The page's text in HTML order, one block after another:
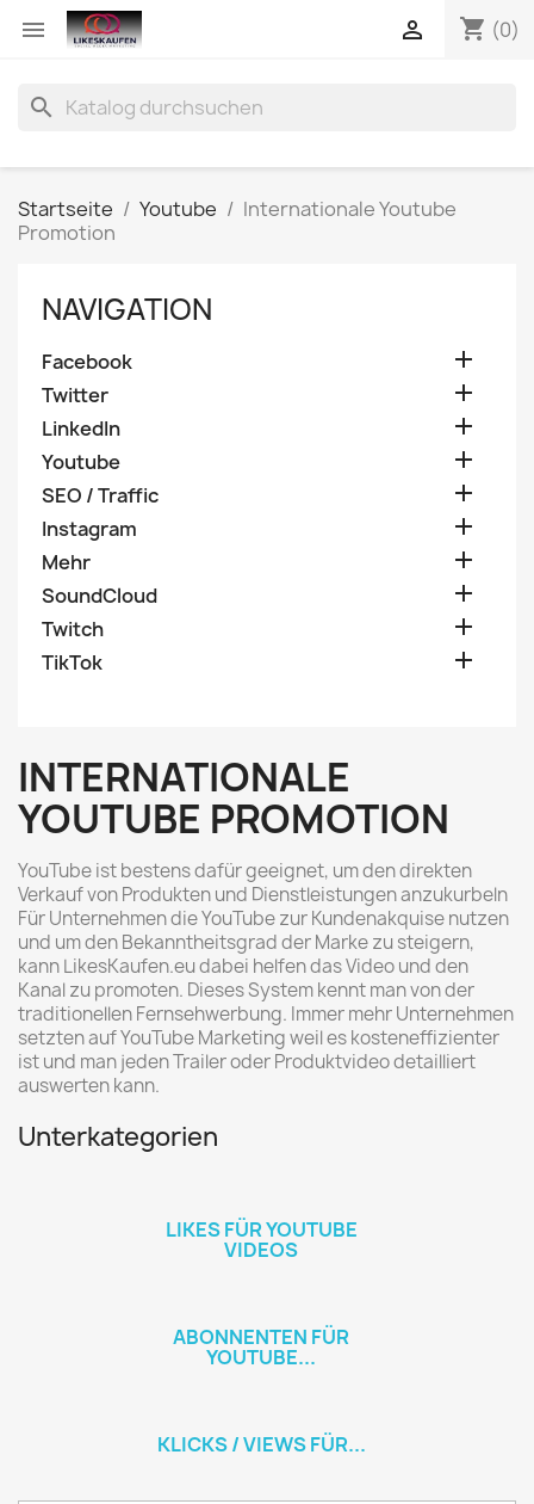
 shopping_cart (0)

search
Startseite Youtube
Internationale Youtube
Promotion
NAVIGATION
Facebook 
Twitter 
LinkedIn 
Youtube 
SEO / Traffic 
Instagram 
Mehr 
SoundCloud 
Twitch 
TikTok 
INTERNATIONALE
YOUTUBE PROMOTION
YouTube ist bestens dafür geeignet, um den direkten
Verkauf von Produkten und Dienstleistungen anzukurbeln
Für Unternehmen die YouTube zur Kundenakquise nutzen
und um den Bekanntheitsgrad der Marke zu steigern,
kann LikesKaufen.eu dabei helfen das Video und den
Kanal zu promoten. Dieses System kennt man von der
traditionellen Fernsehwerbung. Immer mehr Unternehmen
setzten auf YouTube Marketing weil es kosteneffizienter
ist und man jeden Trailer oder Produktvideo detailliert
auswerten kann.
Unterkategorien
LIKES FÜR YOUTUBE
VIDEOS
ABONNENTEN FÜR
YOUTUBE...
KLICKS / VIEWS FÜR...